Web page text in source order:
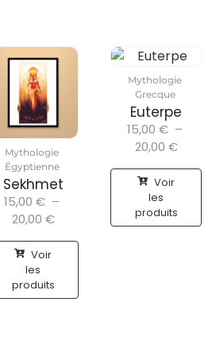
Mythologie
Égyptienne
Sekhmet
15,00 € –
20,00 €
Voir
les
produits
Mythologie
Grecque
Euterpe
15,00 € –
20,00 €
Voir
les
produits